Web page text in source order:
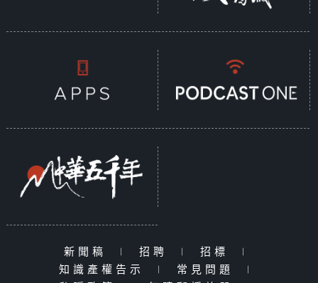
新聞稿 | 招聘 | 招標
|
知識產權告示
| 常見問題
|